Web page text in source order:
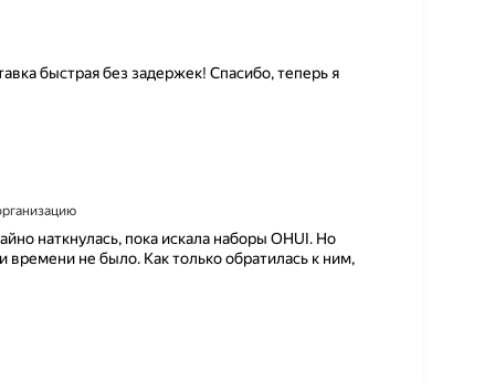
быстрая без задержек! Спасибо, теперь я
наткнулась, пока искала наборы OHUI. Но
времени не было. Как только обратилась к ним,